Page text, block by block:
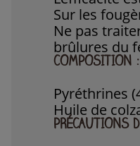
Sur les
Ne pas
brûlures du
COMPOSITION :
Pyréthrines
Huile de
PRÉCAUTIONS